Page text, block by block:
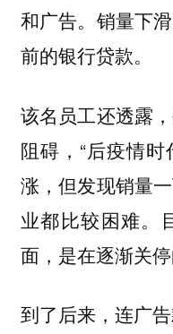
和广告。销量下
前的银行贷款。
该名员工还透露
阻碍，“后疫情
涨，但发现销量
业都比较困难。
面，是在逐渐关停
到了后来，连广